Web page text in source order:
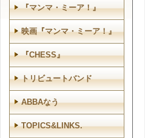
『マンマ・ミーア！』
映画『マンマ・ミーア！』
『CHESS』
トリビュートバンド
ABBAなう
TOPICS&LINKS.